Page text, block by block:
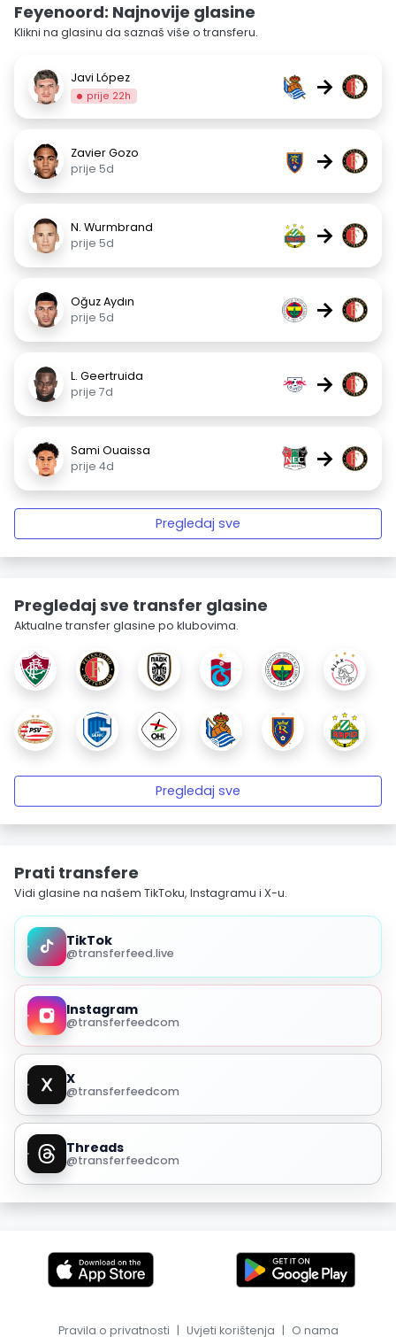
Feyenoord: Najnovije glasine
Klikni na glasinu da saznaš više o transferu.
Javi López
prije 22h →
Zavier Gozo
prije 5d
→
N. Wurmbrand
prije 5d
→
Oğuz Aydın
prije 5d
→
L. Geertruida
prije 7d
→
Sami Ouaissa
prije 4d
→
Pregledaj sve
Pregledaj sve transfer glasine
Aktualne transfer glasine po klubovima.
Pregledaj sve
Prati transfere
Vidi glasine na našem TikToku, Instagramu i X-u.
TikTok
@transferfeed.live
Instagram
@transferfeedcom
X
@transferfeedcom
Threads
@transferfeedcom
Pravila o privatnosti | Uvjeti korištenja | O nama